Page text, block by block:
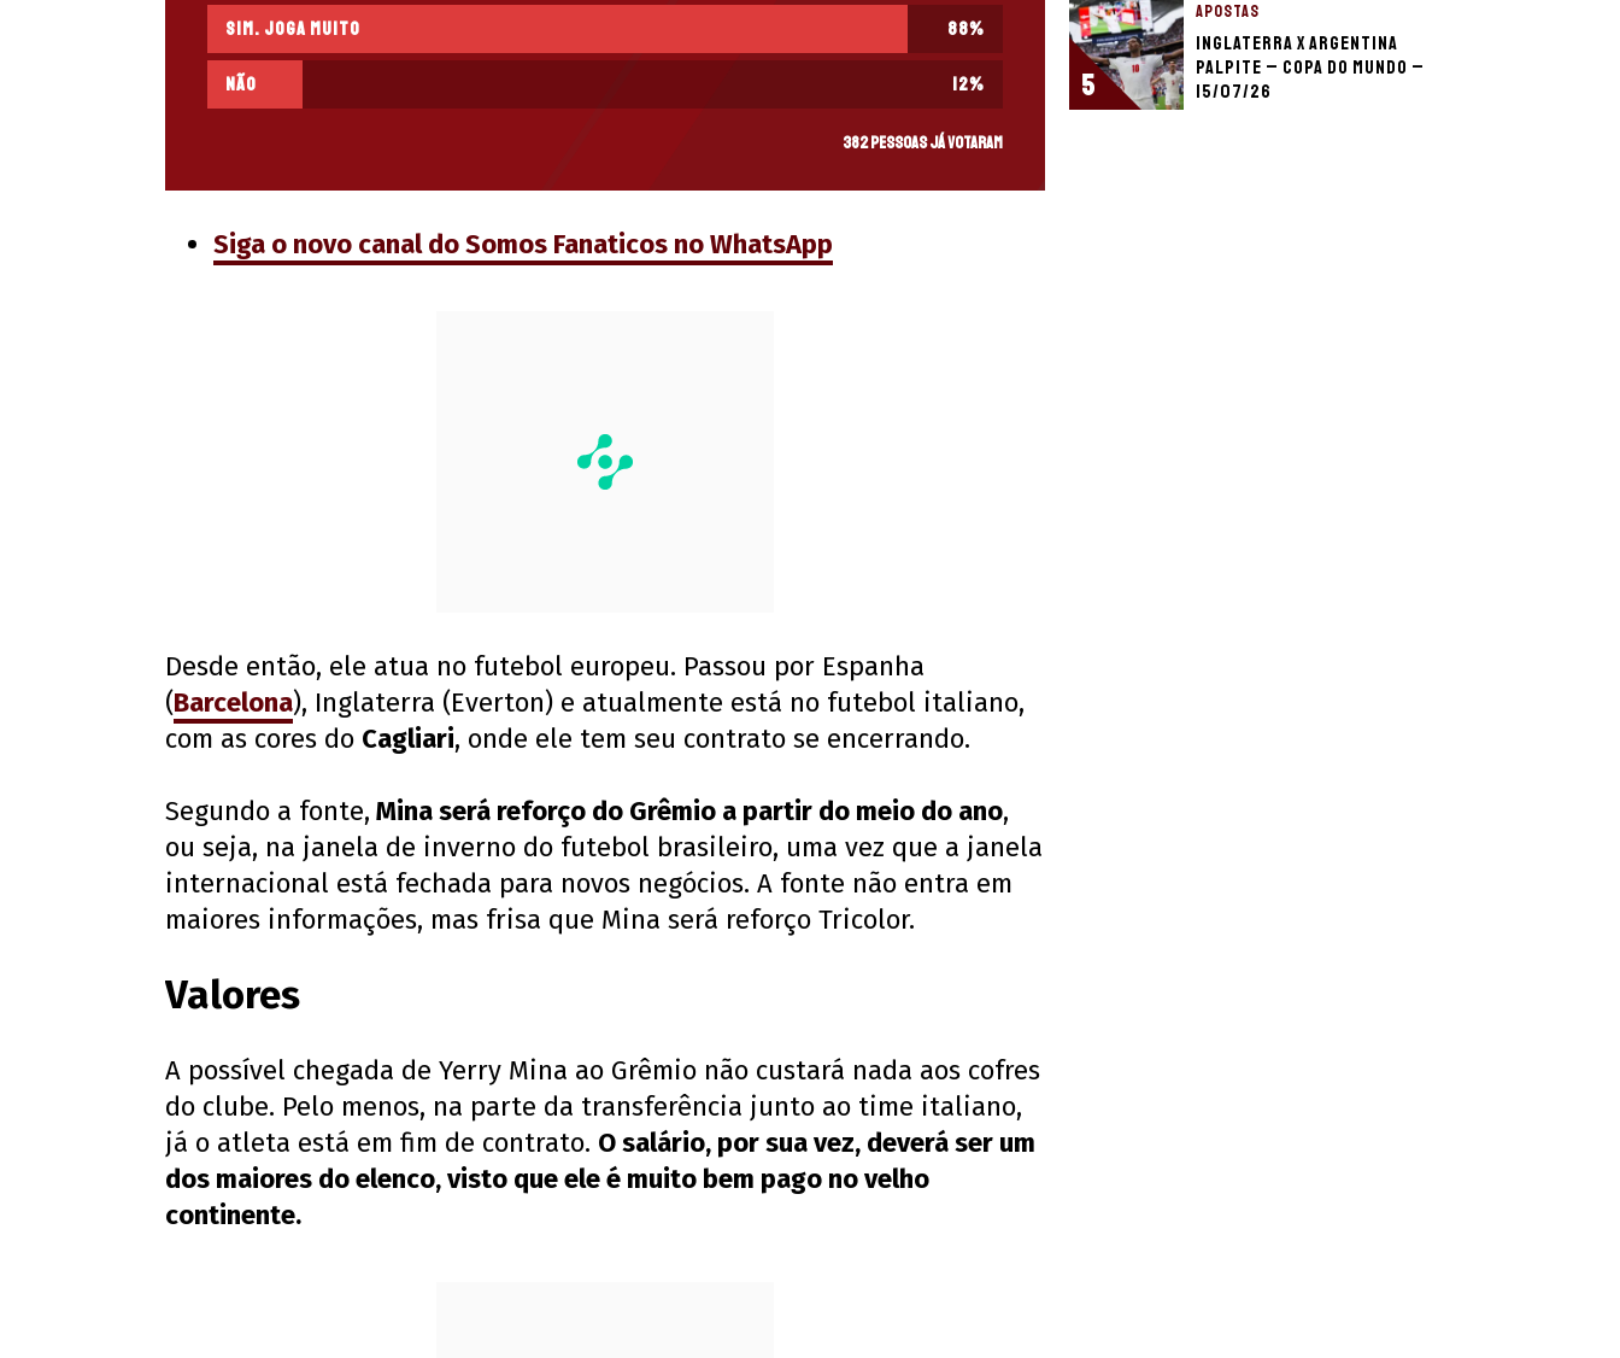
Sim. Joga muito 88%
Não 12%
382 pessoas já votaram
Siga o novo canal do Somos Fanaticos no WhatsApp
Desde então, ele atua no futebol europeu. Passou por Espanha
(Barcelona), Inglaterra (Everton) e atualmente está no futebol italiano,
com as cores do Cagliari, onde ele tem seu contrato se encerrando.
Segundo a fonte, Mina será reforço do Grêmio a partir do meio do ano,
ou seja, na janela de inverno do futebol brasileiro, uma vez que a janela
internacional está fechada para novos negócios. A fonte não entra em
maiores informações, mas frisa que Mina será reforço Tricolor.
Valores
A possível chegada de Yerry Mina ao Grêmio não custará nada aos cofres
do clube. Pelo menos, na parte da transferência junto ao time italiano,
já o atleta está em fim de contrato. O salário, por sua vez, deverá ser um
dos maiores do elenco, visto que ele é muito bem pago no velho
continente.
5
APOSTAS
Inglaterra x Argentina
palpite – Copa do Mundo –
15/07/26